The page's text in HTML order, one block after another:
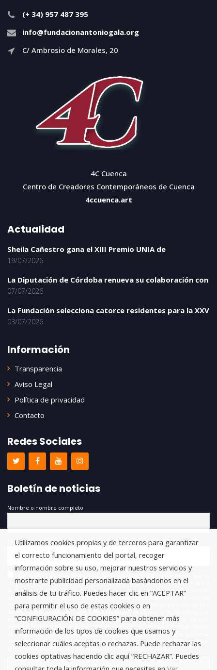
(+ 34) 957 487 395
info@fundacionantoniogala.org
C/ Ambrosio de Morales, 20
4C Cuenca
Centro de Creadores Contemporáneos de Cuenca
4ccuenca.art
Actualidad
Sheila Cañestro gana el XIII Premio UNIA de
19/07/2026
La Diputación de Córdoba renueva su colaboración con
07/07/2026
La Fundación selecciona catorce residentes para la XXV
03/07/2026
Información
Transparencia
Aviso Legal
Política de privacidad
Contacto
Redes Sociales
Boletín de noticias
Nombre o nombre completo
Email
responsable del tratamiento de estos datos es FUNDACIÓN ANTONIO GALA y
la finalidad de este es la gestión de las suscripciones a nuestro boletín
informativo, encontrándonos legitimados para este tratamiento a través del
consentimiento que nos está otorgando en este acto. No se cederán datos a
terceros salvo obligación legal. Usted certifica que es mayor de 14 años y que
por lo tanto posee la capacidad legal necesaria para la prestación de este
de Privacidad. Puede usted acceder, rectificar y suprimir los datos, así como
otros derechos, como se explica en la información adicional. Puede consultar
la información adicional y detallada sobre Protección de Datos.
Utilizamos cookies propias y de terceros para garantizar
el correcto funcionamiento del portal, recoger
información sobre su uso, mejorar nuestros servicios y
mostrarte publicidad personalizada basándonos en el
análisis de tu tráfico. Puedes hacer clic en “ACEPTAR”
para permitir el uso de estas cookies o en
“CONFIGURACIÓN DE COOKIES” para obtener más
información de los tipos de cookies que usamos y
seleccionar cuáles aceptas o rechazas. Puede rechazar las
cookies optativas haciendo clic aquí “RECHAZAR”. Puedes